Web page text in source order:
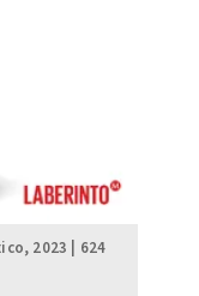
2023 | 624